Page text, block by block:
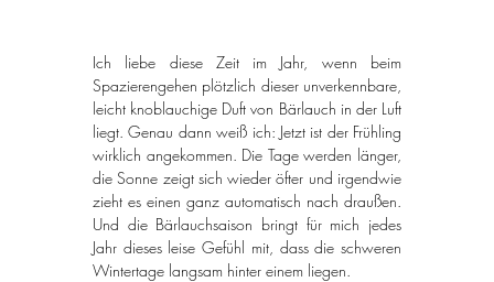
Ich liebe diese Zeit im Jahr, wenn beim
Spazierengehen plötzlich dieser unverkennbare,
leicht knoblauchige Duft von Bärlauch in der Luft
liegt. Genau dann weiß ich: Jetzt ist der Frühling
wirklich angekommen. Die Tage werden länger,
die Sonne zeigt sich wieder öfter und irgendwie
zieht es einen ganz automatisch nach draußen.
Und die Bärlauchsaison bringt für mich jedes
Jahr dieses leise Gefühl mit, dass die schweren
Wintertage langsam hinter einem liegen.